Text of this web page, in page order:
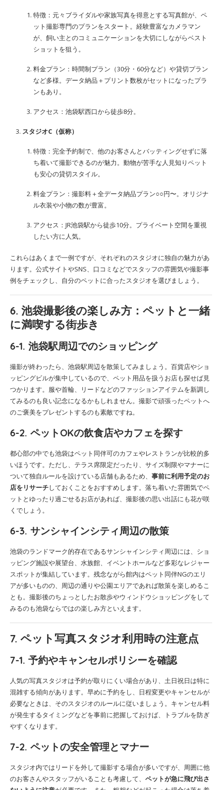
特徴：元々ブライダルや家族写真を得意とする写真館が、ペ
ット撮影専門のプランをスタート。経験豊富なカメラマン
が、飼い主とのコミュニケーションを大切にしながらベスト
ショットを狙う。
料金プラン：時間制プラン（30分・60分など）や貸切プラン
など多様。データ納品＋プリント数枚がセットになったプラ
ンもあり。
アクセス：池袋駅西口から徒歩8分。
スタジオC（仮称）
特徴：完全予約制で、他のお客さんとバッティングせずに落
ち着いて撮影できるのが魅力。動物が苦手な人見知りペット
も安心の貸切スタイル。
料金プラン：撮影料＋全データ納品プラン○○円〜。オリジナ
ル衣装や小物の数が豊富。
アクセス：JR池袋駅から徒歩10分。プライベート空間を重視
したい方に人気。
これらはあくまで一例ですが、それぞれのスタジオに独自の魅力があ
ります。公式サイトやSNS、口コミなどでスタッフの雰囲気や撮影事
例をチェックし、自分のペットに合ったスタジオを選びましょう。
6. 池袋撮影後の楽しみ方：ペットと一緒
に満喫する街歩き
6-1. 池袋駅周辺でのショッピング
撮影が終わったら、池袋駅周辺を散策してみましょう。百貨店やショ
ッピングビルが集中しているので、ペット用品を扱うお店も探せば見
つかります。服や首輪、リードなどのファッションアイテムを新調し
てみるのも良い記念になるかもしれません。撮影で頑張ったペットへ
のご褒美をプレゼントするのも素敵ですね。
6-2. ペットOKの飲食店やカフェを探す
都心部の中でも池袋はペット同伴可のカフェやレストランが比較的多
いほうです。ただし、テラス席限定だったり、サイズ制限やマナーに
ついて独自ルールを設けている店舗もあるため、 事前に利用予定のお
店をリサーチしておくことをおすすめします。落ち着いた雰囲気でペ
ットとゆったり過ごせるお店があれば、撮影後の思い出話にも花が咲
くでしょう。
6-3. サンシャインシティ周辺の散策
池袋のランドマーク的存在であるサンシャインシティ周辺には、ショ
ッピング施設や展望台、水族館、イベントホールなど多彩なレジャー
スポットが集結しています。残念ながら館内はペット同伴NGのエリ
アが多いものの、周辺の通りや公園エリアであれば散策を楽しめるこ
とも。撮影後のちょっとしたお散歩やウィンドウショッピングをして
みるのも池袋ならではの楽しみ方といえます。
7. ペット写真スタジオ利用時の注意点
7-1. 予約やキャンセルポリシーを確認
人気の写真スタジオは予約が取りにくい場合があり、土日祝日は特に
混雑する傾向があります。早めに予約をし、日程変更やキャンセルが
必要なときは、そのスタジオのルールに従いましょう。キャンセル料
が発生するタイミングなどを事前に把握しておけば、トラブルを防ぎ
やすくなります。
7-2. ペットの安全管理とマナー
スタジオ内ではリードを外して撮影する場合が多いですが、周囲に他
のお客さんやスタッフがいることも考慮して、 ペットが急に飛び出さ